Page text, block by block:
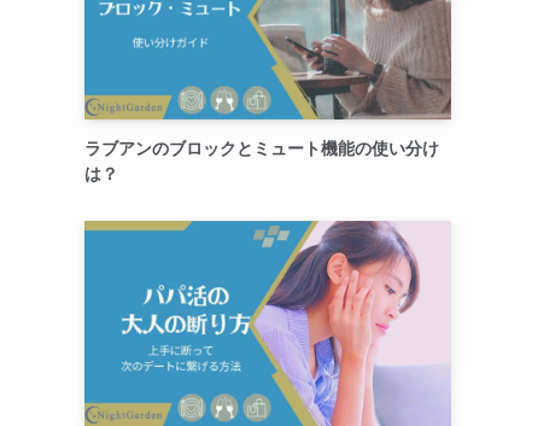
ラブアンのブロックとミュート機能の使い分け
は？